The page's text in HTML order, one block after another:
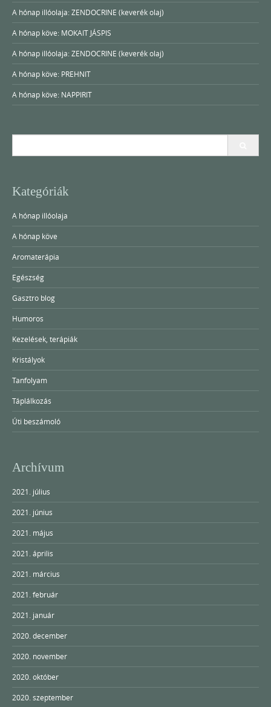
A hónap illóolaja: ZENDOCRINE (keverék olaj)
A hónap köve: MOKAIT JÁSPIS
A hónap illóolaja: ZENDOCRINE (keverék olaj)
A hónap köve: PREHNIT
A hónap köve: NAPPIRIT
Kategóriák
A hónap illóolaja
A hónap köve
Aromaterápia
Egészség
Gasztro blog
Humoros
Kezelések, terápiák
Kristályok
Tanfolyam
Táplálkozás
Úti beszámoló
Archívum
2021. július
2021. június
2021. május
2021. április
2021. március
2021. február
2021. január
2020. december
2020. november
2020. október
2020. szeptember